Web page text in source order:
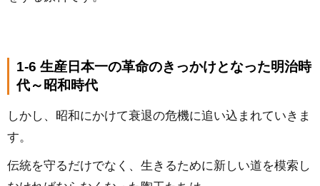
1-6 生産日本一の革命のきっかけとなった明治時
代～昭和時代
しかし、昭和にかけて衰退の危機に追い込まれていきま
す。
伝統を守るだけでなく、生きるために新しい道を模索し